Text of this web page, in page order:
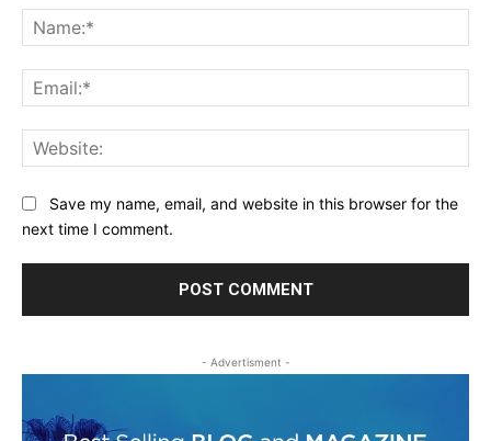
Save my name, email, and website in this browser for the
next time I comment.
- Advertisment -